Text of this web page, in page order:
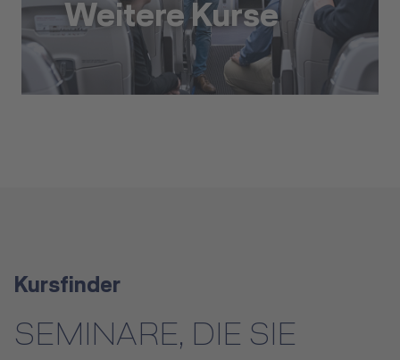
Weitere Kurse
Weitere Kurse
Kursfinder
SEMINARE, DIE SIE